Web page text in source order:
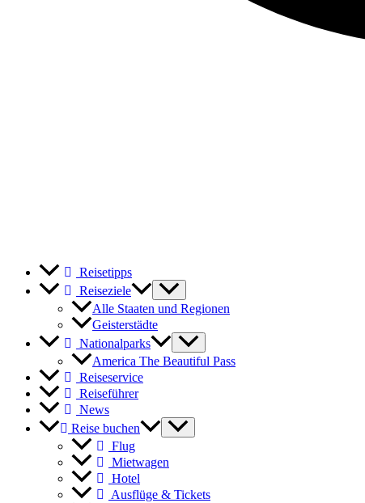
Reisetipps
Reiseziele
Alle Staaten und Regionen
Geisterstädte
Nationalparks
America The Beautiful Pass
Reiseservice
Reiseführer
News
Reise buchen
Flug
Mietwagen
Hotel
Ausflüge & Tickets